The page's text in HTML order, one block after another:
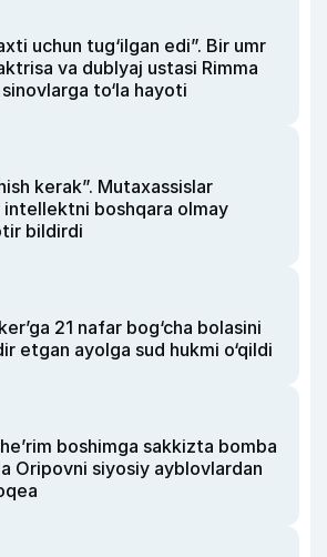
uchun tug‘ilgan edi”. Bir umr
va dublyaj ustasi Rimma
to‘la hayoti
kerak”. Mutaxassislar
intellektni boshqara olmay
bildirdi
21 nafar bog‘cha bolasini
etgan ayolga sud hukmi o‘qildi
boshimga sakkizta bomba
Oripovni siyosiy ayblovlardan